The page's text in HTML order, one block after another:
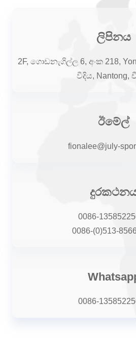
ලිපිනය
2F, ගොඩනැගිල්ල 6, අංක 218,
වීදිය, Nantong,
ඊමේල්
fionalee@july-
0086-
0086-(0)513-
0086-